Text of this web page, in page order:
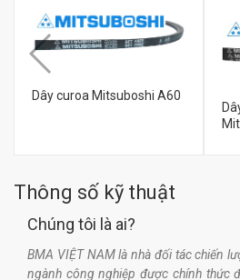
Dây curoa Mitsuboshi A60
0đ
Thông số kỹ thuật
Chúng tôi là ai?
BMA VIỆT NAM là nhà đối tác chiến
ngành công nghiệp được chính thức